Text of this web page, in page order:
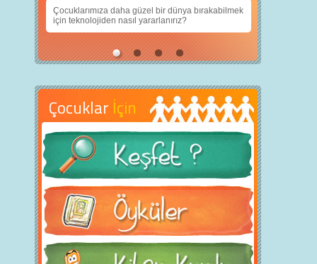
Çocuklarımıza daha güzel bir dünya bırakabilmek
için teknolojiden nasıl yararlanırız?
Çocuklar İçin